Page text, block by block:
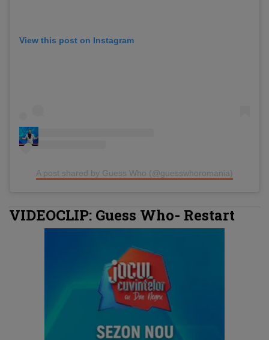
View this post on Instagram
A post shared by Guess Who (@guesswhoromania)
VIDEOCLIP: Guess Who- Restart